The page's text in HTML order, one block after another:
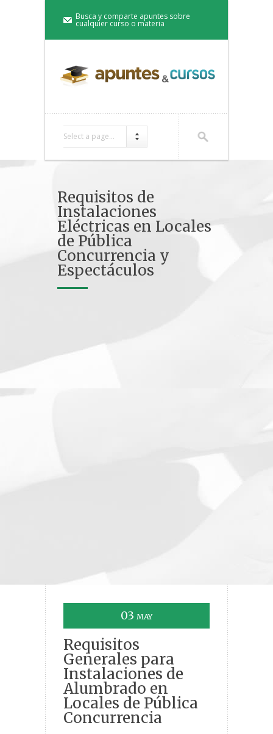
Busca y comparte apuntes sobre
cualquier curso o materia
Select a page...
Requisitos de
Instalaciones
Eléctricas en Locales
de Pública
Concurrencia y
Espectáculos
03 MAY
Requisitos
Generales para
Instalaciones de
Alumbrado en
Locales de Pública
Concurrencia